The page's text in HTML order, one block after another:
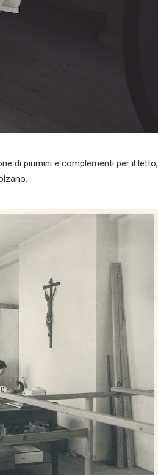
di piumini e complementi per il letto,